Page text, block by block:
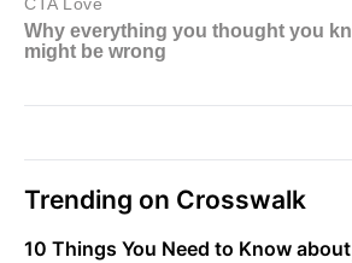
Trending on Crosswalk
10 Things You Need to Know about